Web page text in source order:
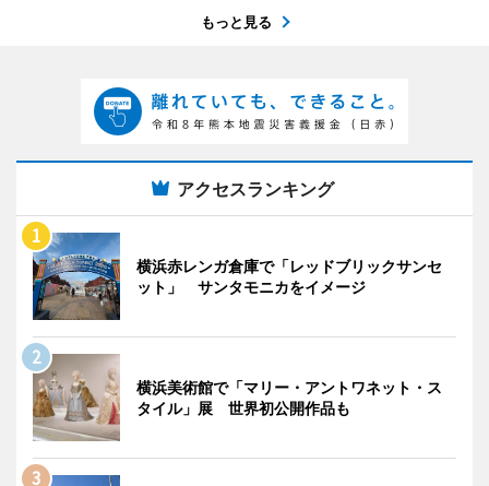
もっと見る
アクセスランキング
横浜赤レンガ倉庫で「レッドブリックサンセ
ット」 サンタモニカをイメージ
横浜美術館で「マリー・アントワネット・ス
タイル」展 世界初公開作品も